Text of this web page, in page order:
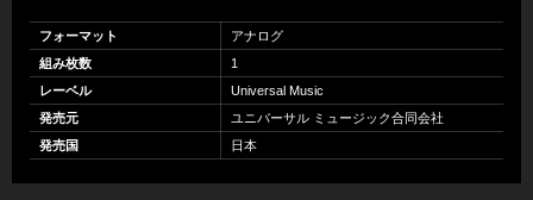
フォーマット
アナログ
組み枚数
1
レーベル
Universal Music
発売元
ユニバーサル ミュージック合同会社
発売国
日本